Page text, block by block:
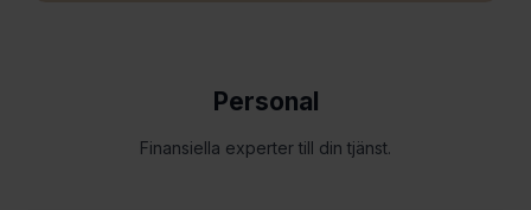
Personal
Finansiella experter till din tjänst.